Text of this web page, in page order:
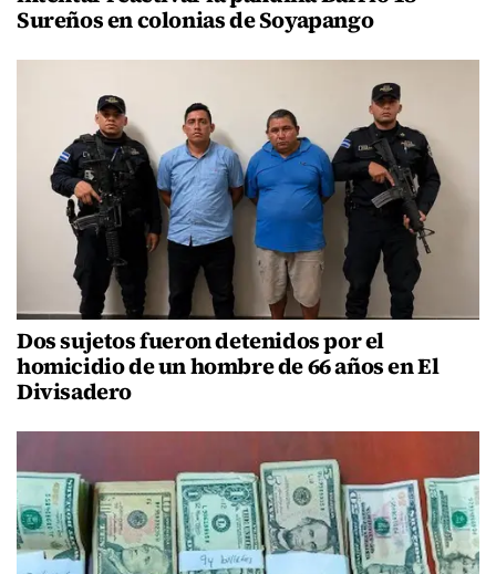
Sureños en colonias de Soyapango
Dos sujetos fueron detenidos por el
homicidio de un hombre de 66 años en El
Divisadero